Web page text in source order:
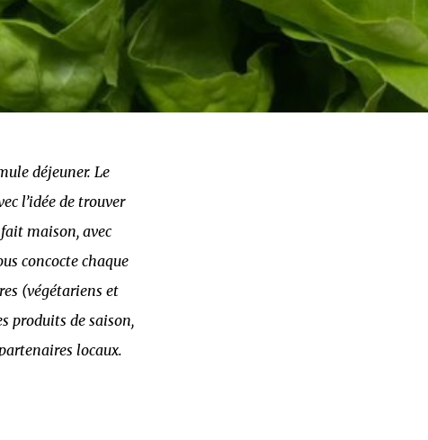
déjeuner. Le
l’idée de trouver
maison, avec
concocte chaque
(végétariens et
produits de saison,
locaux.